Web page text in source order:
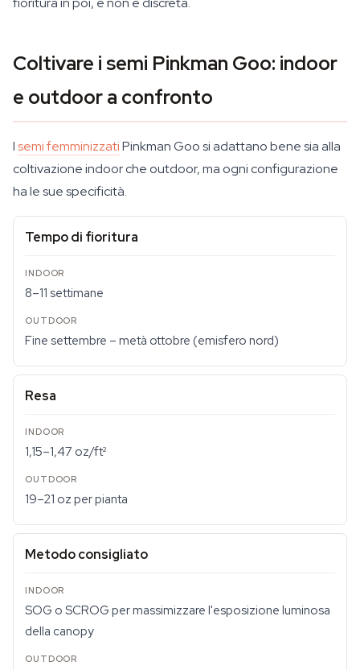
Coltivare i semi Pinkman Goo: indoor
e outdoor a confronto
Isemi femminizzatiPinkman Goo si adattano bene sia alla
coltivazione indoor che outdoor, ma ogni configurazione
ha le sue specificità.
Tempo di fioritura
8–11 settimane
Fine settembre – metà ottobre (emisfero nord)
Resa
1,15–1,47 oz/ft²
19–21 oz per pianta
Metodo consigliato
SOG o SCROG per massimizzare l'esposizione luminosa
della canopy